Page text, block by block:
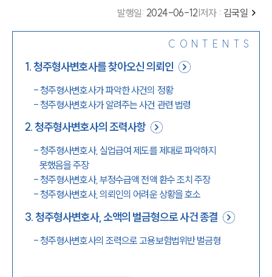
발행일: 2024-06-12 |저자 : 김국일
CONTENTS
1.청주형사변호사를 찾아오신 의뢰인
-청주형사변호사가 파악한 사건의 정황
-청주형사변호사가 알려주는 사건 관련 법령
2.청주형사변호사의 조력사항
-청주형사변호사, 실업급여 제도를 제대로 파악하지
못했음을 주장
-청주형사변호사, 부정수급액 전액 환수 조치 주장
-청주형사변호사, 의뢰인의 어려운 상황을 호소
3.청주형사변호사, 소액의 벌금형으로 사건 종결
-청주형사변호사의 조력으로 고용보험법위반 벌금형